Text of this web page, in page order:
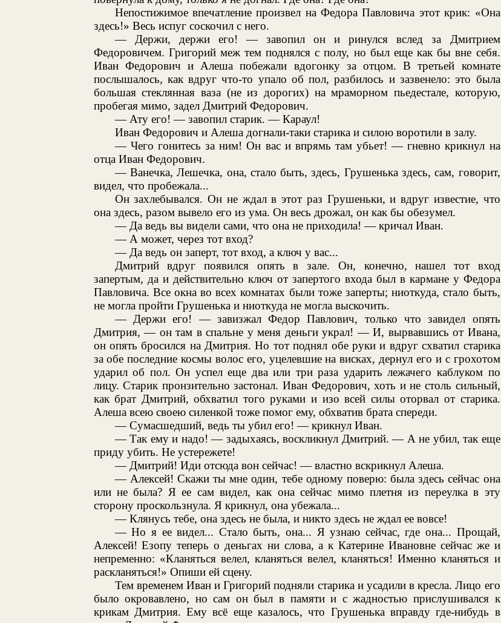
Непостижимое впечатление произвел на Федора Павловича этот крик: «Она
здесь!» Весь испуг соскочил с него.
— Держи, держи его! — завопил он и ринулся вслед за Дмитрием
Федоровичем. Григорий меж тем поднялся с полу, но был еще как бы вне себя.
Иван Федорович и Алеша побежали вдогонку за отцом. В третьей комнате
послышалось, как вдруг что-то упало об пол, разбилось и зазвенело: это была
большая стеклянная ваза (не из дорогих) на мраморном пьедестале, которую,
пробегая мимо, задел Дмитрий Федорович.
— Ату его! — завопил старик. — Караул!
Иван Федорович и Алеша догнали-таки старика и силою воротили в залу.
— Чего гонитесь за ним! Он вас и впрямь там убьет! — гневно крикнул на
отца Иван Федорович.
— Ванечка, Лешечка, она, стало быть, здесь, Грушенька здесь, сам, говорит,
видел, что пробежала...
Он захлебывался. Он не ждал в этот раз Грушеньки, и вдруг известие, что
она здесь, разом вывело его из ума. Он весь дрожал, он как бы обезумел.
— Да ведь вы видели сами, что она не приходила! — кричал Иван.
— А может, через тот вход?
— Да ведь он заперт, тот вход, а ключ у вас...
Дмитрий вдруг появился опять в зале. Он, конечно, нашел тот вход
запертым, да и действительно ключ от запертого входа был в кармане у Федора
Павловича. Все окна во всех комнатах были тоже заперты; ниоткуда, стало быть,
не могла пройти Грушенька и ниоткуда не могла выскочить.
— Держи его! — завизжал Федор Павлович, только что завидел опять
Дмитрия, — он там в спальне у меня деньги украл! — И, вырвавшись от Ивана,
он опять бросился на Дмитрия. Но тот поднял обе руки и вдруг схватил старика
за обе последние космы волос его, уцелевшие на висках, дернул его и с грохотом
ударил об пол. Он успел еще два или три раза ударить лежачего каблуком по
лицу. Старик пронзительно застонал. Иван Федорович, хоть и не столь сильный,
как брат Дмитрий, обхватил того руками и изо всей силы оторвал от старика.
Алеша всею своею силенкой тоже помог ему, обхватив брата спереди.
— Сумасшедший, ведь ты убил его! — крикнул Иван.
— Так ему и надо! — задыхаясь, воскликнул Дмитрий. — А не убил, так еще
приду убить. Не устережете!
— Дмитрий! Иди отсюда вон сейчас! — властно вскрикнул Алеша.
— Алексей! Скажи ты мне один, тебе одному поверю: была здесь сейчас она
или не была? Я ее сам видел, как она сейчас мимо плетня из переулка в эту
сторону проскользнула. Я крикнул, она убежала...
— Клянусь тебе, она здесь не была, и никто здесь не ждал ее вовсе!
— Но я ее видел... Стало быть, она... Я узнаю сейчас, где она... Прощай,
Алексей! Езопу теперь о деньгах ни слова, а к Катерине Ивановне сейчас же и
непременно: «Кланяться велел, кланяться велел, кланяться! Именно кланяться и
раскланяться!» Опиши ей сцену.
Тем временем Иван и Григорий подняли старика и усадили в кресла. Лицо его
было окровавлено, но сам он был в памяти и с жадностью прислушивался к
крикам Дмитрия. Ему всё еще казалось, что Грушенька вправду где-нибудь в